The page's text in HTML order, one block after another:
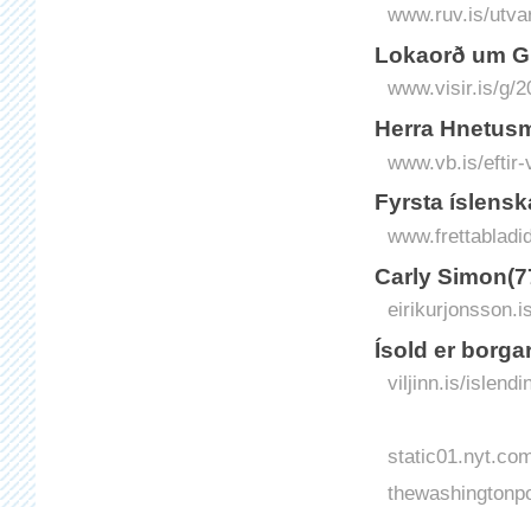
www.ruv.is/
Lokaorð um
www.visir.is/g/
Herra
www.vb.is/eftir-
Fyrsta
Carly
Ísold er
viljinn.is/